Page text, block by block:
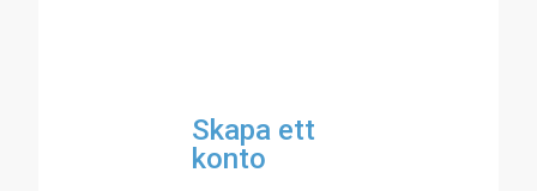
Skapa ett
konto